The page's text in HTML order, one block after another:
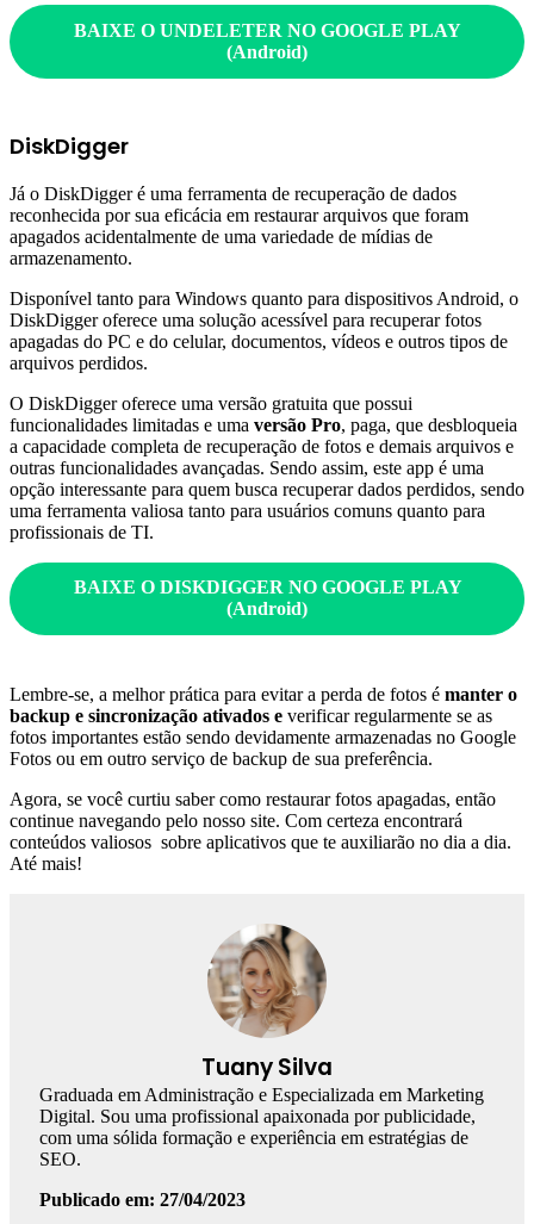
BAIXE O UNDELETER NO GOOGLE PLAY
(Android)
DiskDigger
Já o DiskDigger é uma ferramenta de recuperação de dados
reconhecida por sua eficácia em restaurar arquivos que foram
apagados acidentalmente de uma variedade de mídias de
armazenamento.
Disponível tanto para Windows quanto para dispositivos Android, o
DiskDigger oferece uma solução acessível para recuperar fotos
apagadas do PC e do celular, documentos, vídeos e outros tipos de
arquivos perdidos.
O DiskDigger oferece uma versão gratuita que possui
funcionalidades limitadas e uma versão Pro, paga, que desbloqueia
a capacidade completa de recuperação de fotos e demais arquivos e
outras funcionalidades avançadas. Sendo assim, este app é uma
opção interessante para quem busca recuperar dados perdidos, sendo
uma ferramenta valiosa tanto para usuários comuns quanto para
profissionais de TI.
BAIXE O DISKDIGGER NO GOOGLE PLAY
(Android)
Lembre-se, a melhor prática para evitar a perda de fotos é manter o
backup e sincronização ativados e verificar regularmente se as
fotos importantes estão sendo devidamente armazenadas no Google
Fotos ou em outro serviço de backup de sua preferência.
Agora, se você curtiu saber como restaurar fotos apagadas, então
continue navegando pelo nosso site. Com certeza encontrará
conteúdos valiosos sobre aplicativos que te auxiliarão no dia a dia.
Até mais!
Tuany Silva
Graduada em Administração e Especializada em Marketing
Digital. Sou uma profissional apaixonada por publicidade,
com uma sólida formação e experiência em estratégias de
SEO.
Publicado em: 27/04/2023